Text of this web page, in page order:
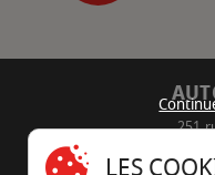
251
LES